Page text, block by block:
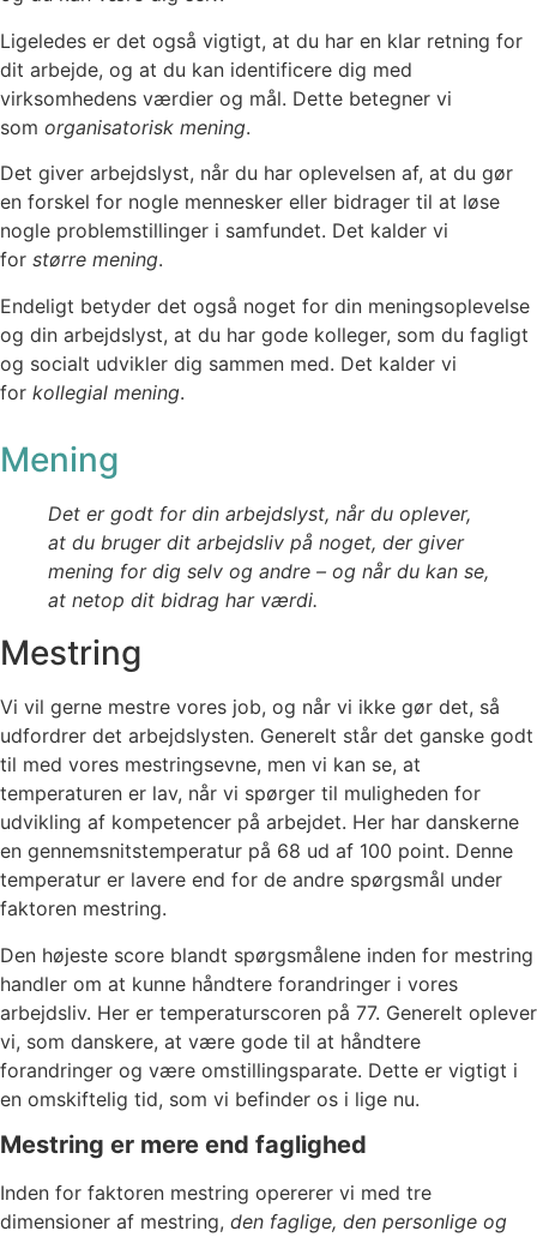
Ligeledes er det også vigtigt, at du har en klar retning for
dit arbejde, og at du kan identificere dig med
virksomhedens værdier og mål. Dette betegner vi
som organisatorisk mening.
Det giver arbejdslyst, når du har oplevelsen af, at du gør
en forskel for nogle mennesker eller bidrager til at løse
nogle problemstillinger i samfundet. Det kalder vi
for større mening.
Endeligt betyder det også noget for din meningsoplevelse
og din arbejdslyst, at du har gode kolleger, som du fagligt
og socialt udvikler dig sammen med. Det kalder vi
for kollegial mening.
Mening
Det er godt for din arbejdslyst, når du oplever,
at du bruger dit arbejdsliv på noget, der giver
mening for dig selv og andre – og når du kan se,
at netop dit bidrag har værdi.
Mestring
Vi vil gerne mestre vores job, og når vi ikke gør det, så
udfordrer det arbejdslysten. Generelt står det ganske godt
til med vores mestringsevne, men vi kan se, at
temperaturen er lav, når vi spørger til muligheden for
udvikling af kompetencer på arbejdet. Her har danskerne
en gennemsnitstemperatur på 68 ud af 100 point. Denne
temperatur er lavere end for de andre spørgsmål under
faktoren mestring.
Den højeste score blandt spørgsmålene inden for mestring
handler om at kunne håndtere forandringer i vores
arbejdsliv. Her er temperaturscoren på 77. Generelt oplever
vi, som danskere, at være gode til at håndtere
forandringer og være omstillingsparate. Dette er vigtigt i
en omskiftelig tid, som vi befinder os i lige nu.
Mestring er mere end faglighed
Inden for faktoren mestring opererer vi med tre
dimensioner af mestring, den faglige, den personlige og